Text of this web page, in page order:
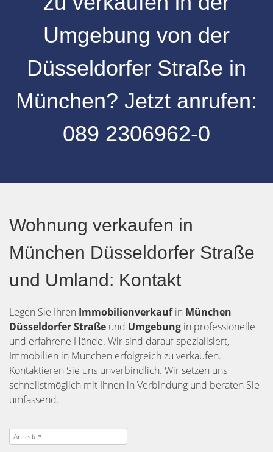
Umgebung von der
Düsseldorfer Straße in
München? Jetzt anrufen:
089 2306962-0
Wohnung verkaufen in
München Düsseldorfer Straße
und Umland: Kontakt
Legen Sie Ihren Immobilienverkaufin München
Düsseldorfer Straße und Umgebung in professionelle
und erfahrene Hände. Wir sind darauf spezialisiert,
Immobilien in München erfolgreich zu verkaufen.
Kontaktieren Sie uns unverbindlich. Wir setzen uns
schnellstmöglich mit Ihnen in Verbindung und beraten Sie
umfassend.